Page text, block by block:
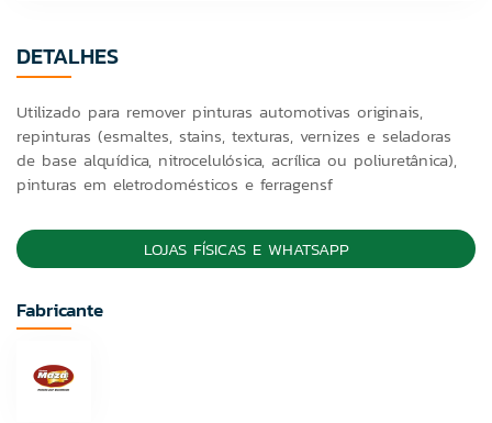
DETALHES
Utilizado para remover pinturas automotivas originais,
repinturas (esmaltes, stains, texturas, vernizes e seladoras
de base alquídica, nitrocelulósica, acrílica ou poliuretânica),
pinturas em eletrodomésticos e ferragensf
LOJAS FÍSICAS E WHATSAPP
Fabricante